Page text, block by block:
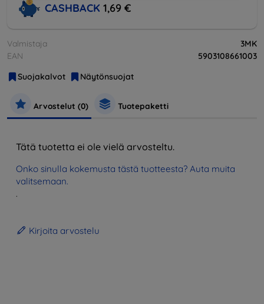
CASHBACK 1,69 €
Valmistaja
3MK
EAN
5903108661003
Suojakalvot
Näytönsuojat
Arvostelut (0) Tuotepaketti
Tätä tuotetta ei ole vielä arvosteltu.
Onko sinulla kokemusta tästä tuotteesta? Auta muita
valitsemaan.
.
Kirjoita arvostelu